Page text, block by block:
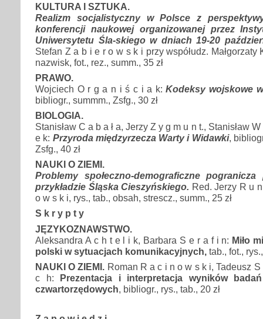
KULTURA I SZTUKA.
Realizm socjalistyczny w Polsce z
konferencji naukowej organizowanej przez
Uniwersytetu Śla-skiego w dniach 19-20
Stefan Z a b i e r o w s k i przy współudz.
nazwisk, fot., rez., summ., 35 zł
PRAWO.
Wojciech O r g a n i ś c i a k:Kodeksy wojskowe
bibliogr., summm., Zsfg., 30 zł
BIOLOGIA.
Stanisław C a b a ł a, Jerzy Z y g m u n t., Stanisław
e k: Przyroda międzyrzecza Warty i Widawki,
Zsfg., 40 zł
NAUKI O ZIEMI.
Problemy społeczno-demograficzne
przykładzie Śląska Cieszyńskiego. Red. Jerzy R u
o w s k i, rys., tab., obsah, strescz., summ., 25 zł
S k r y p t y
JĘZYKOZNAWSTWO.
Aleksandra A c h t e l i k, Barbara S e r a f i n: Miło
polski w sytuacjach komunikacyjnych, tab., fot.,
NAUKI O ZIEMI. Roman R a c i n o w s k i, Tadeusz
c h: Prezentacja i interpretacja wyników
czwartorzędowych, bibliogr., rys., tab., 20 zł